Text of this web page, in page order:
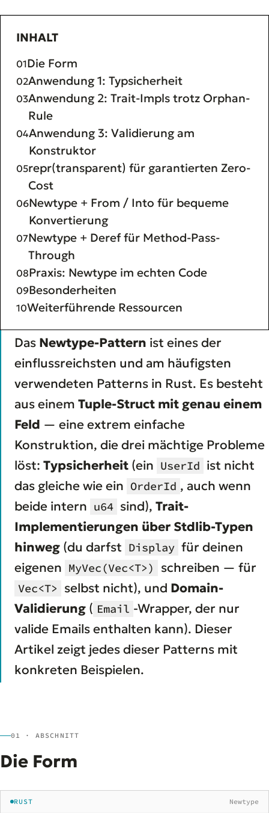
INHALT
Die Form
Anwendung 1: Typsicherheit
Anwendung 2: Trait-Impls trotz Orphan-
Rule
Anwendung 3: Validierung am
Konstruktor
repr(transparent) für garantierten Zero-
Cost
Newtype + From / Into für bequeme
Konvertierung
Newtype + Deref für Method-Pass-
Through
Praxis: Newtype im echten Code
Besonderheiten
Weiterführende Ressourcen
Das Newtype-Pattern ist eines der
einflussreichsten und am häufigsten
verwendeten Patterns in Rust. Es besteht
aus einem Tuple-Struct mit genau einem
Feld — eine extrem einfache
Konstruktion, die drei mächtige Probleme
löst: Typsicherheit (ein UserId ist nicht
das gleiche wie ein OrderId , auch wenn
beide intern u64 sind), Trait-
Implementierungen über Stdlib-Typen
hinweg (du darfst Display für deinen
eigenen MyVec(Vec<T>) schreiben — für
Vec<T> selbst nicht), und Domain-
Validierung ( Email -Wrapper, der nur
valide Emails enthalten kann). Dieser
Artikel zeigt jedes dieser Patterns mit
konkreten Beispielen.
01 · ABSCHNITT
Die Form
RUST Newtype